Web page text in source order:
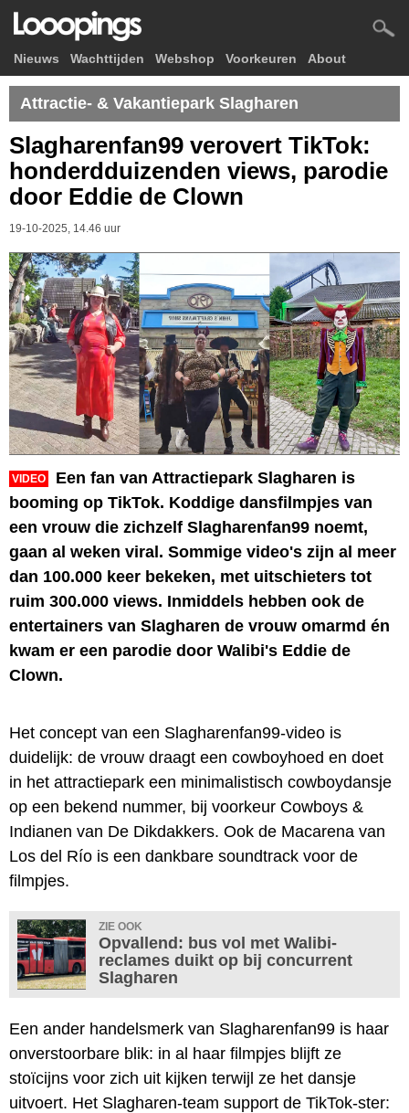
Nieuws Wachttijden Webshop Voorkeuren About
Attractie- & Vakantiepark Slagharen
Slagharenfan99 verovert TikTok:
honderdduizenden views, parodie
door Eddie de Clown
19-10-2025, 14.46 uur
VIDEO
Een fan van Attractiepark Slagharen is
booming op TikTok. Koddige dansfilmpjes van
een vrouw die zichzelf Slagharenfan99 noemt,
gaan al weken viral. Sommige video's zijn al meer
dan 100.000 keer bekeken, met uitschieters tot
ruim 300.000 views. Inmiddels hebben ook de
entertainers van Slagharen de vrouw omarmd én
kwam er een parodie door Walibi's Eddie de
Clown.
Het concept van een Slagharenfan99-video is
duidelijk: de vrouw draagt een cowboyhoed en doet
in het attractiepark een minimalistisch cowboydansje
op een bekend nummer, bij voorkeur Cowboys &
Indianen van De Dikdakkers. Ook de Macarena van
Los del Río is een dankbare soundtrack voor de
filmpjes.
ZIE OOK
Opvallend: bus vol met Walibi-
reclames duikt op bij concurrent
Slagharen
Een ander handelsmerk van Slagharenfan99 is haar
onverstoorbare blik: in al haar filmpjes blijft ze
stoïcijns voor zich uit kijken terwijl ze het dansje
uitvoert. Het Slagharen-team support de TikTok-ster: